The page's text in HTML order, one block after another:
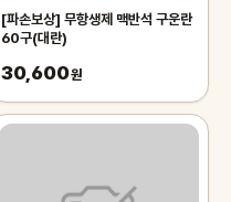
[파손보상] 무항생제 맥반석 구운란
60구(대란)
30,600원